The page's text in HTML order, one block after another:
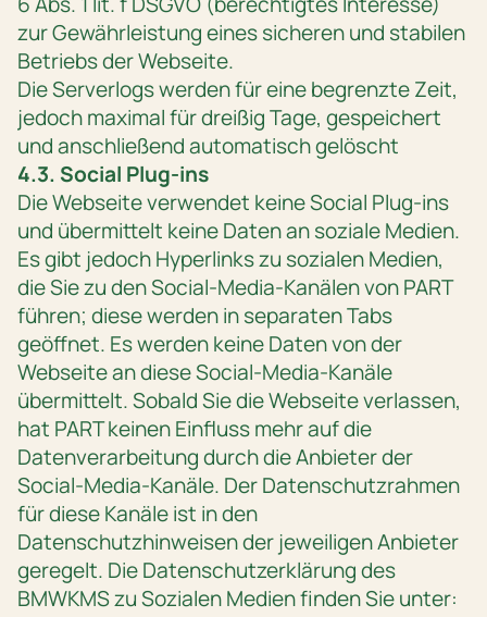
zur Gewährleistung eines sicheren und stabilen
Betriebs der Webseite.
Die Serverlogs werden für eine begrenzte Zeit,
jedoch maximal für dreißig Tage, gespeichert
und anschließend automatisch gelöscht
4.3. Social Plug-ins
Die Webseite verwendet keine Social Plug-ins
und übermittelt keine Daten an soziale Medien.
Es gibt jedoch Hyperlinks zu sozialen Medien,
die Sie zu den Social-Media-Kanälen von PART
führen; diese werden in separaten Tabs
geöffnet. Es werden keine Daten von der
Webseite an diese Social-Media-Kanäle
übermittelt. Sobald Sie die Webseite verlassen,
hat PART keinen Einfluss mehr auf die
Datenverarbeitung durch die Anbieter der
Social-Media-Kanäle. Der Datenschutzrahmen
für diese Kanäle ist in den
Datenschutzhinweisen der jeweiligen Anbieter
geregelt. Die Datenschutzerklärung des
BMWKMS zu Sozialen Medien finden Sie unter: